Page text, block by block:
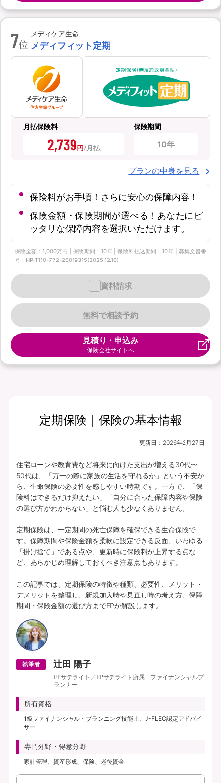
7位
メディケア生命
メディフィット定期
月払保険料
2,739円
保険期間
10年
プランの中身を見る
保険料がお手頃！さらに安心の保障内容！
保険金額・保険期間が選べる！あなたにピ
ッタリな保障内容を選択いただけます。
保険金額：1,000万円 | 保険期間：10年 | 保険料払込期間：10年 | 募集文書番
号：HP-T110-772-26019315(2025.12.16)
無料で相談予約
資料請求
見積り・申込み
保険会社サイトへ
定期保険｜保険の基本情報
更新日： 2026年2月27日
住宅ローンや教育費など将来に向けた支出が増える30代〜
50代は、「万一の際に家族の生活を守れるか」という不安か
ら、生命保険の必要性を感じやすい時期です。一方で、「保
険料はできるだけ抑えたい」「自分に合った保障内容や保険
の選び方がわからない」と悩む人も少なくありません。
定期保険は、一定期間の死亡保障を確保できる生命保険で
す。保障期間や保険金額を柔軟に設定できる反面、いわゆる
「掛け捨て」である点や、更新時に保険料が上昇する点な
ど、あらかじめ理解しておくべき注意点もあります。
この記事では、定期保険の特徴や種類、必要性、メリット・
デメリットを整理し、新規加入時や見直し時の考え方、保障
期間・保険金額の選び方までFPが解説します。
執筆者 辻田 陽子
FPサテライト／FPサテライト所属 ファイナンシャルプ
ランナー
所有資格
1級ファイナンシャル・プランニング技能士、J-FLEC認定アドバイ
ザー
専門分野・得意分野
家計管理、資産形成、保険、老後資金